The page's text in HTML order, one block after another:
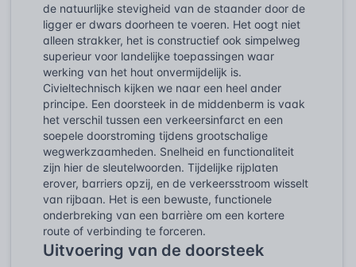
de natuurlijke stevigheid van de staander door de
ligger er dwars doorheen te voeren. Het oogt niet
alleen strakker, het is constructief ook simpelweg
superieur voor landelijke toepassingen waar
werking van het hout onvermijdelijk is.
Civieltechnisch kijken we naar een heel ander
principe. Een doorsteek in de middenberm is vaak
het verschil tussen een verkeersinfarct en een
soepele doorstroming tijdens grootschalige
wegwerkzaamheden. Snelheid en functionaliteit
zijn hier de sleutelwoorden. Tijdelijke rijplaten
erover, barriers opzij, en de verkeersstroom wisselt
van rijbaan. Het is een bewuste, functionele
onderbreking van een barrière om een kortere
route of verbinding te forceren.
Uitvoering van de doorsteek